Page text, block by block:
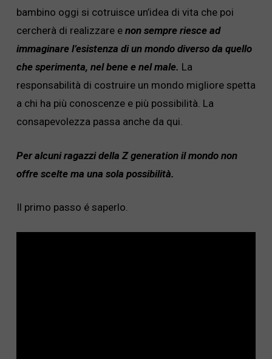
bambino oggi si cotruisce un’idea di vita che poi
cercherà di realizzare e non sempre riesce ad
immaginare l’esistenza di un mondo diverso da quello
che sperimenta, nel bene e nel male. La
responsabilità di costruire un mondo migliore spetta
a chi ha più conoscenze e più possibilità. La
consapevolezza passa anche da qui.
Per alcuni ragazzi della Z generation il mondo non
offre scelte ma una sola possibilità.
Il primo passo é saperlo.